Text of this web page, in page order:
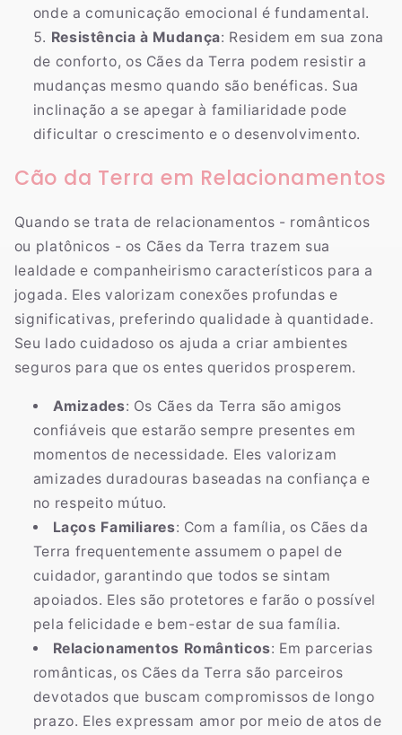
onde a comunicação emocional é fundamental.
Resistência à Mudança: Residem em sua zona
de conforto, os Cães da Terra podem resistir a
mudanças mesmo quando são benéficas. Sua
inclinação a se apegar à familiaridade pode
dificultar o crescimento e o desenvolvimento.
Cão da Terra em Relacionamentos
Quando se trata de relacionamentos - românticos
ou platônicos - os Cães da Terra trazem sua
lealdade e companheirismo característicos para a
jogada. Eles valorizam conexões profundas e
significativas, preferindo qualidade à quantidade.
Seu lado cuidadoso os ajuda a criar ambientes
seguros para que os entes queridos prosperem.
Amizades: Os Cães da Terra são amigos
confiáveis que estarão sempre presentes em
momentos de necessidade. Eles valorizam
amizades duradouras baseadas na confiança e
no respeito mútuo.
Laços Familiares: Com a família, os Cães da
Terra frequentemente assumem o papel de
cuidador, garantindo que todos se sintam
apoiados. Eles são protetores e farão o possível
pela felicidade e bem-estar de sua família.
Relacionamentos Românticos: Em parcerias
românticas, os Cães da Terra são parceiros
devotados que buscam compromissos de longo
prazo. Eles expressam amor por meio de atos de